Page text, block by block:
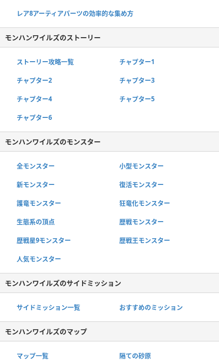
レア8アーティアパーツの効率的な集め方
モンハンワイルズのストーリー
ストーリー攻略一覧 チャプター1
チャプター2 チャプター3
チャプター4 チャプター5
チャプター6
モンハンワイルズのモンスター
全モンスター 小型モンスター
新モンスター 復活モンスター
護竜モンスター 狂竜化モンスター
生態系の頂点 歴戦モンスター
歴戦星9モンスター 歴戦王モンスター
人気モンスター
モンハンワイルズのサイドミッション
サイドミッション一覧 おすすめのミッション
モンハンワイルズのマップ
マップ一覧 隔ての砂原